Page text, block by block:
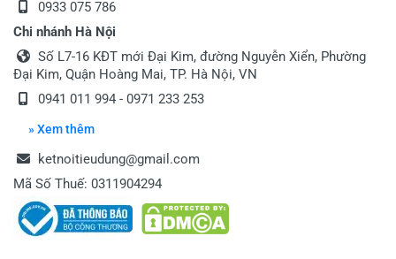
0933 075 786
Chi nhánh Hà Nội
Số L7-16 KĐT mới Đại Kim, đường Nguyễn Xiển, Phường
Đại Kim, Quận Hoàng Mai, TP. Hà Nội, VN
0941 011 994 - 0971 233 253
» Xem thêm
ketnoitieudung@gmail.com
Mã Số Thuế: 0311904294